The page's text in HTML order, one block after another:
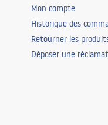
Mon compte
Historique des
Retourner les
Déposer une